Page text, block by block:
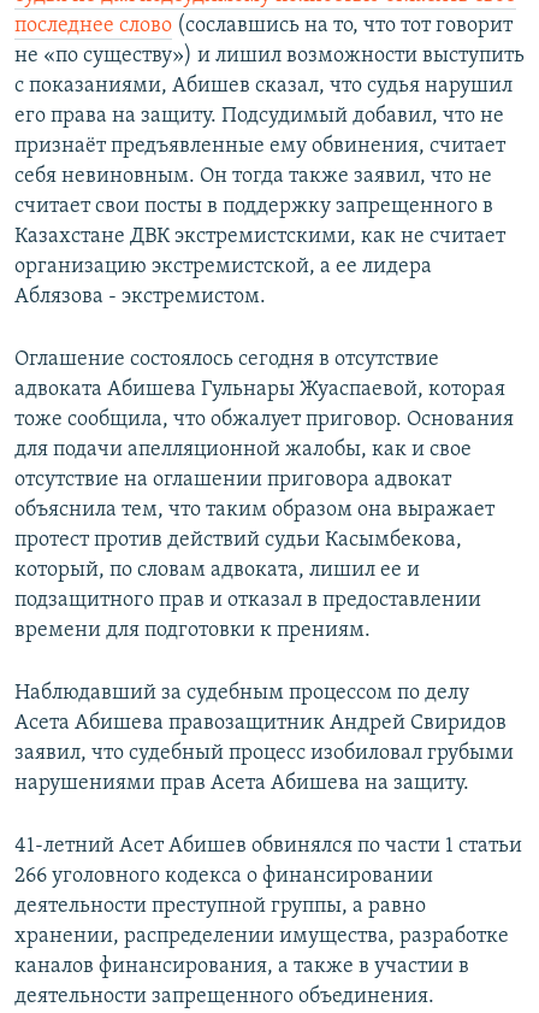
последнее слово (сославшись на то, что тот говорит
не «по существу») и лишил возможности выступить
с показаниями, Абишев сказал, что судья нарушил
его права на защиту. Подсудимый добавил, что не
признаёт предъявленные ему обвинения, считает
себя невиновным. Он тогда также заявил, что не
считает свои посты в поддержку запрещенного в
Казахстане ДВК экстремистскими, как не считает
организацию экстремистской, а ее лидера
Аблязова - экстремистом.
Оглашение состоялось сегодня в отсутствие
адвоката Абишева Гульнары Жуаспаевой, которая
тоже сообщила, что обжалует приговор. Основания
для подачи апелляционной жалобы, как и свое
отсутствие на оглашении приговора адвокат
объяснила тем, что таким образом она выражает
протест против действий судьи Касымбекова,
который, по словам адвоката, лишил ее и
подзащитного прав и отказал в предоставлении
времени для подготовки к прениям.
Наблюдавший за судебным процессом по делу
Асета Абишева правозащитник Андрей Свиридов
заявил, что судебный процесс изобиловал грубыми
нарушениями прав Асета Абишева на защиту.
41-летний Асет Абишев обвинялся по части 1 статьи
266 уголовного кодекса о финансировании
деятельности преступной группы, а равно
хранении, распределении имущества, разработке
каналов финансирования, а также в участии в
деятельности запрещенного объединения.